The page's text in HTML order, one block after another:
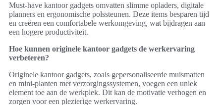
Must-have kantoor gadgets omvatten slimme opladers, digitale
planners en ergonomische polssteunen. Deze items besparen tijd
en creëren een comfortabele werkomgeving, wat bijdragen aan
een hogere productiviteit.
Hoe kunnen originele kantoor gadgets de werkervaring
verbeteren?
Originele kantoor gadgets, zoals gepersonaliseerde muismatten
en mini-planten met verzorgingssystemen, voegen een uniek
element toe aan de werkplek. Dit kan de motivatie verhogen en
zorgen voor een plezierige werkervaring.